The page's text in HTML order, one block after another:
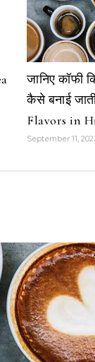
जानिए कॉफी
कैसे बनाई
Flavors in
September 11,